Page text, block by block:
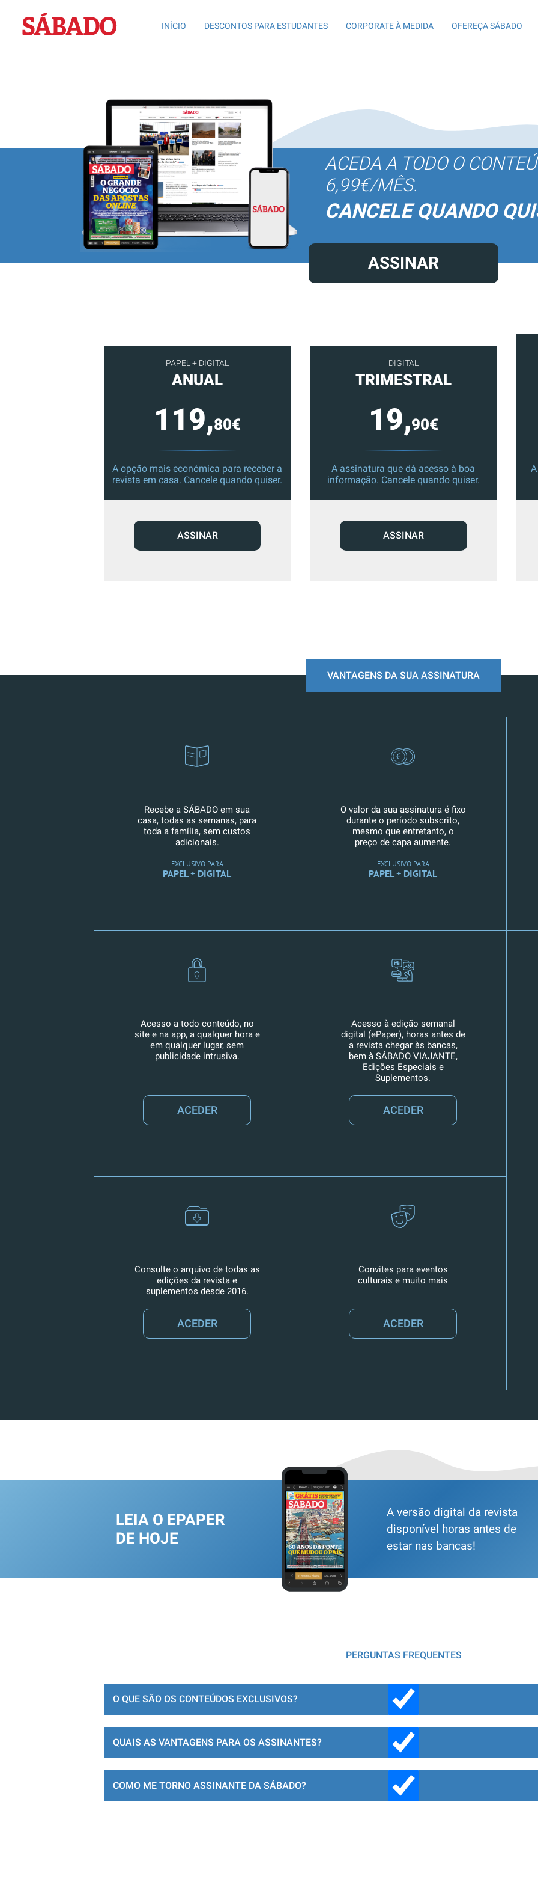
Sábado
INÍCIO DESCONTOS PARA ESTUDANTES CORPORATE À MEDIDA OFEREÇA SÁBADO
ACEDA A TODO O
6,99€/MÊS.
CANCELE QUANDO
ASSINAR
PAPEL + DIGITAL
ANUAL
119,80€
A opção mais económica para receber a
revista em casa. Cancele quando quiser.
ASSINAR
DIGITAL
TRIMESTRAL
19,90€
A assinatura que dá acesso à boa
informação. Cancele quando quiser.
ASSINAR
VANTAGENS DA SUA ASSINATURA
Recebe a SÁBADO em sua
casa, todas as semanas, para
toda a família, sem custos
adicionais.
EXCLUSIVO PARA
PAPEL + DIGITAL
O valor da sua assinatura é fixo
durante o período subscrito,
mesmo que entretanto, o
preço de capa aumente.
EXCLUSIVO PARA
PAPEL + DIGITAL
Acesso a todo conteúdo, no
site e na app, a qualquer hora e
em qualquer lugar, sem
publicidade intrusiva.
ACEDER
Acesso à edição semanal
digital (ePaper), horas antes de
a revista chegar às bancas,
bem à SÁBADO VIAJANTE,
Edições Especiais e
Suplementos.
ACEDER
Consulte o arquivo de todas as
edições da revista e
suplementos desde 2016.
ACEDER
Convites para eventos
culturais e muito mais
ACEDER
LEIA O EPAPER
DE HOJE
A versão digital da revista
disponível horas antes de
estar nas bancas!
PERGUNTAS FREQUENTES
O QUE SÃO OS CONTEÚDOS EXCLUSIVOS?
QUAIS AS VANTAGENS PARA OS ASSINANTES?
COMO ME TORNO ASSINANTE DA SÁBADO?